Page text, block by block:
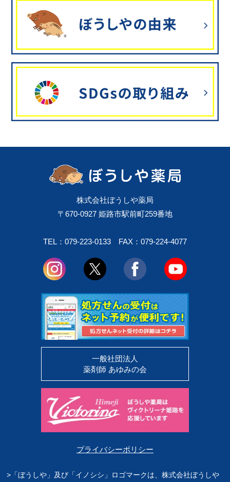
株式会社ぼうしや薬局
〒670-0927 姫路市駅前町259番地
TEL：079-223-0133 FAX：079-224-4077
一般社団法人
薬剤師 あゆみの会
プライバシーポリシー
>「ぼうしや」及び「イノシシ」ロゴマークは、株式会社ぼうしや